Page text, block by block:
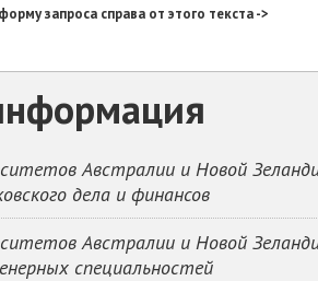
запроса справа от этого текста ->
Австралии и Новой
дела и финансов
Австралии и Новой
специальностей